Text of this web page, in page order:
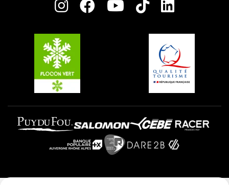
Charte des Acteurs Engagés
Plagne Villages
Plagne Aime 2000